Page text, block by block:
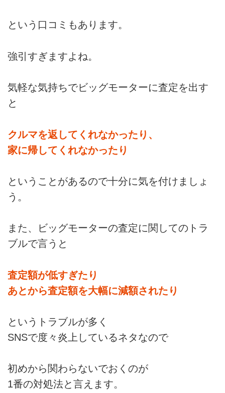
という口コミもあります。
強引すぎますよね。
気軽な気持ちでビッグモーターに査定を出す
と
クルマを返してくれなかったり、
家に帰してくれなかったり
ということがあるので十分に気を付けましょ
う。
また、ビッグモーターの査定に関してのトラ
ブルで言うと
査定額が低すぎたり
あとから査定額を大幅に減額されたり
というトラブルが多く
SNSで度々炎上しているネタなので
初めから関わらないでおくのが
1番の対処法と言えます。